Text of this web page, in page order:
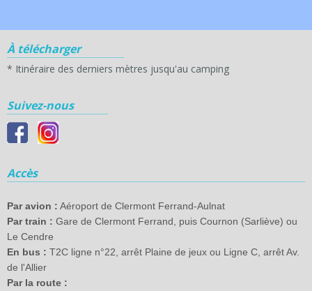
À télécharger
* Itinéraire des derniers mètres jusqu'au camping
Suivez-nous
Accès
Par avion : Aéroport de Clermont Ferrand-Aulnat
Par train : Gare de Clermont Ferrand, puis Cournon (Sarliève) ou
Le Cendre
En bus : T2C ligne n°22, arrêt Plaine de jeux ou Ligne C, arrêt Av.
de l'Allier
Par la route :